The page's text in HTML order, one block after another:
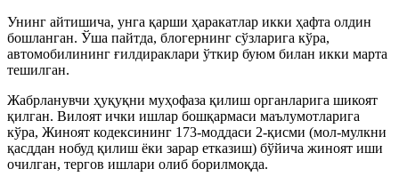
Унинг айтишича, унга қарши ҳаракатлар икки ҳафта олдин
бошланган. Ўша пайтда, блогернинг сўзларига кўра,
автомобилининг ғилдираклари ўткир буюм билан икки марта
тешилган.
Жабрланувчи ҳуқуқни муҳофаза қилиш органларига шикоят
қилган. Вилоят ички ишлар бошқармаси маълумотларига
кўра, Жиноят кодексининг 173-моддаси 2-қисми (мол-мулкни
қасддан нобуд қилиш ёки зарар етказиш) бўйича жиноят иши
очилган, тергов ишлари олиб борилмоқда.